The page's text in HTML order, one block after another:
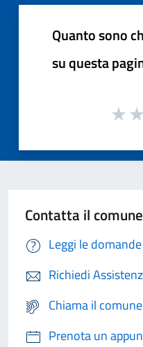
Quanto sono
su questa
Contatta il comune
Leggi le
Richiedi
Chiama il
Prenota un